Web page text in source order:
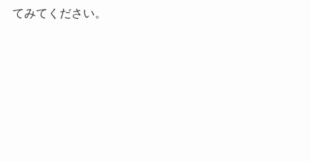
てみてください。